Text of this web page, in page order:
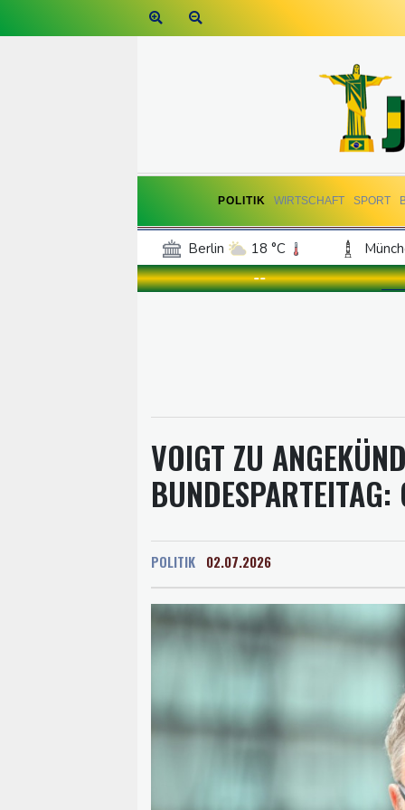
POLITIK WIRTSCHAFT SPORT
Berlin 18 °C
Frankfurt am Main
19 °C
--
VOIGT ZU
POLITIK 02.07.2026